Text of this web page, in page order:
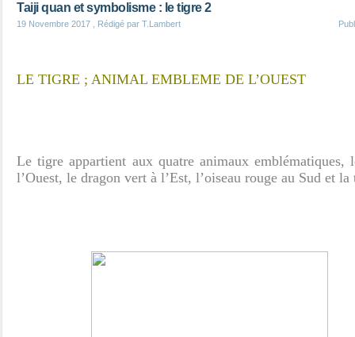
Taiji quan et symbolisme : le tigre 2
19 Novembre 2017 , Rédigé par T.Lambert
LE TIGRE ; ANIMAL EMBLEME DE L’OUEST
Le tigre appartient aux quatre animaux emblématiques,
l’Ouest, le dragon vert à l’Est, l’oiseau rouge au Sud et